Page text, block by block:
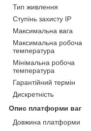
Тип живлення
Ступінь захисту IP
Максимальна вага
Максимальна робоча
температура
Мінімальна робоча
температура
Гарантійний термін
Дискретність
Опис платформи ваг
Довжина платформи